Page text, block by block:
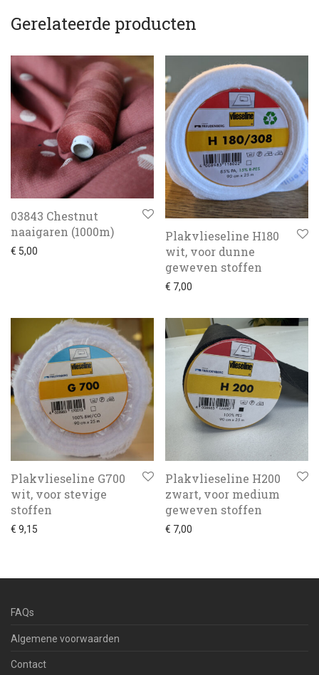
Gerelateerde producten
03843 Chestnut
naaigaren (1000m)
€ 5,00
Plakvlieseline H180
wit, voor dunne
geweven stoffen
€ 7,00
Plakvlieseline G700
wit, voor stevige
stoffen
€ 9,15
Plakvlieseline H200
zwart, voor medium
geweven stoffen
€ 7,00
FAQs
Algemene voorwaarden
Contact